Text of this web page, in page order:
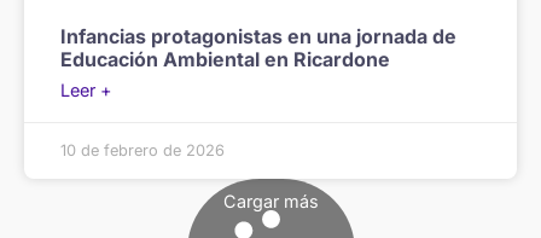
Infancias protagonistas en una jornada de
Educación Ambiental en Ricardone
Leer +
10 de febrero de 2026
Cargar más